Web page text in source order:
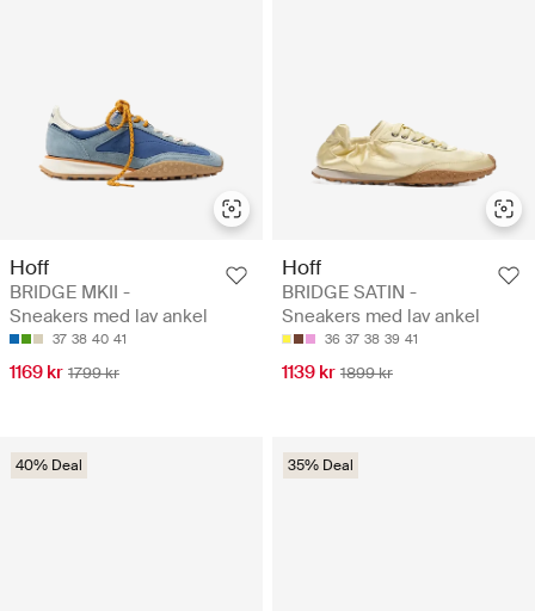
Hoff
BRIDGE MKII -
Sneakers med lav ankel
37 38 40 41
1169 kr 1799 kr
Hoff
BRIDGE SATIN -
Sneakers med lav ankel
36 37 38 39 41
1139 kr 1899 kr
40% Deal 35% Deal